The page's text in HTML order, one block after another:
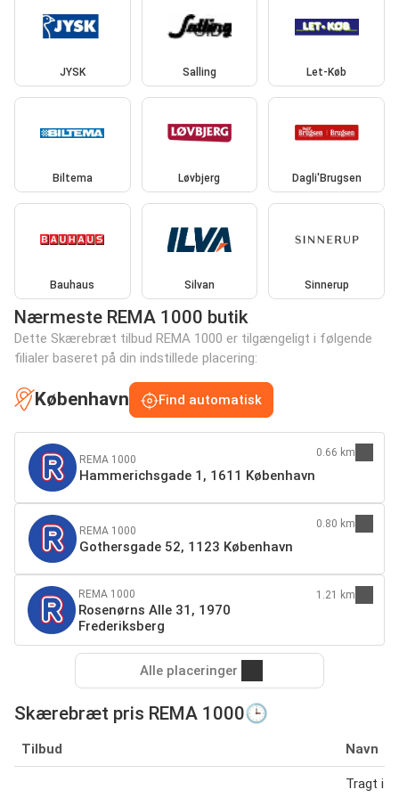
JYSK Salling Let-Køb
Biltema Løvbjerg Dagli'Brugsen
Bauhaus Silvan Sinnerup
Nærmeste REMA 1000 butik
Dette Skærebræt tilbud REMA 1000 er tilgængeligt i følgende
filialer baseret på din indstillede placering:
København Find automatisk
REMA 1000
Hammerichsgade 1, 1611 København
0.66 km
REMA 1000
Gothersgade 52, 1123 København
0.80 km
REMA 1000
Rosenørns Alle 31, 1970
Frederiksberg
1.21 km
Alle placeringer
Skærebræt pris REMA 1000🕒
Tilbud Navn
Tragt i